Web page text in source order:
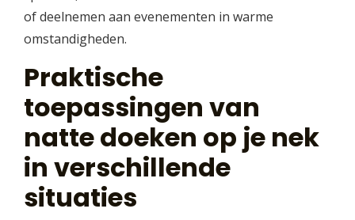
of deelnemen aan evenementen in warme
omstandigheden.
Praktische
toepassingen van
natte doeken op je nek
in verschillende
situaties